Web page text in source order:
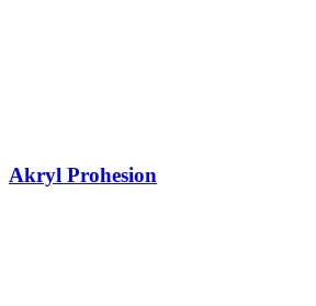
Akryl Prohesion